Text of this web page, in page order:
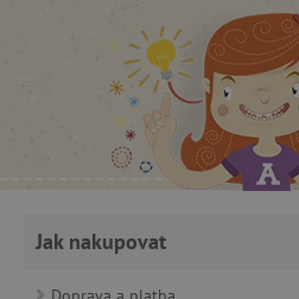
Jak nakupovat
cjConsent
CookieScriptConsent